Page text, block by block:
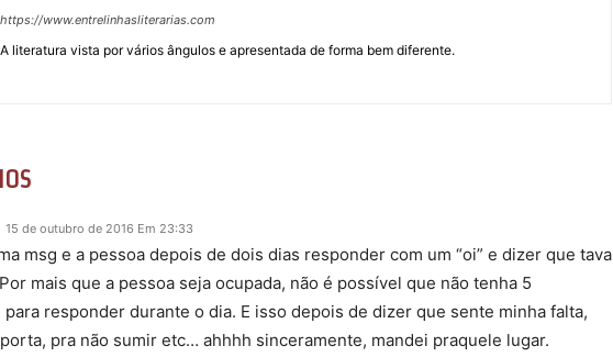
https://www.entrelinhasliterarias.com
A literatura vista por vários ângulos e apresentada de forma bem diferente.
15 de outubro de 2016 Em 23:33
msg e a pessoa depois de dois dias responder com um “oi” e dizer que tava
mais que a pessoa seja ocupada, não é possível que não tenha 5
para responder durante o dia. E isso depois de dizer que sente minha falta,
pra não sumir etc… ahhhh sinceramente, mandei praquele lugar.